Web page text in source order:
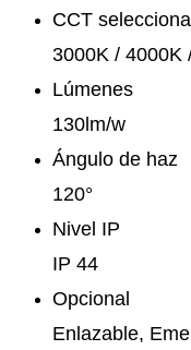
CCT
3000K / 4000K
Lúmenes
130lm/w
Ángulo de haz
120°
Nivel IP
IP 44
Opcional
Enlazable,